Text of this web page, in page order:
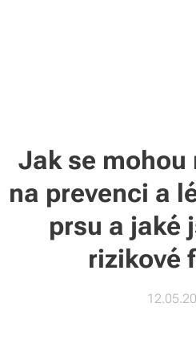
Jak se
na prevenci a
prsu a jaké
rizikové